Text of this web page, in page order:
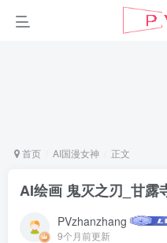
首页 AI国漫女神 正文
AI绘画 鬼灭之刃_甘露
PVzhanzhang
9个月前更新